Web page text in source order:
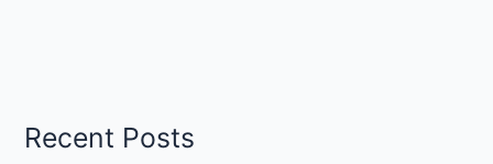
डाउनलोड
Recent Posts